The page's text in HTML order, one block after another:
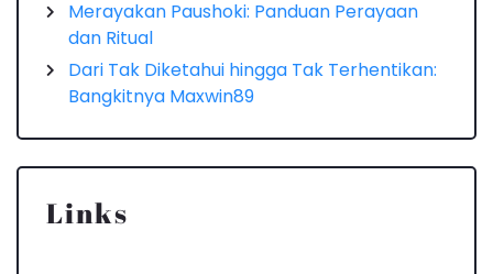
Merayakan Paushoki: Panduan Perayaan
dan Ritual
Dari Tak Diketahui hingga Tak Terhentikan:
Bangkitnya Maxwin89
Links